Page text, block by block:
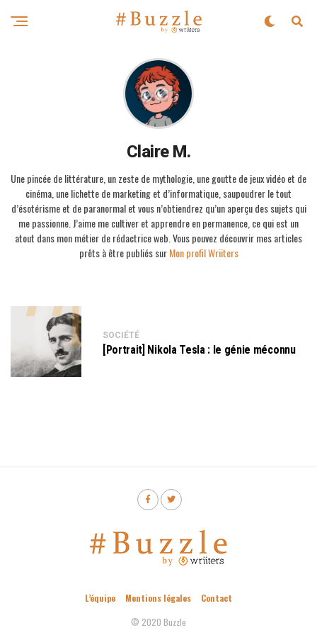
Claire M.
Une pincée de littérature, un zeste de mythologie, une goutte de jeux vidéo et de
cinéma, une lichette de marketing et d’informatique, saupoudrer le tout
d’ésotérisme et de paranormal et vous n’obtiendrez qu’un aperçu des sujets qui
me passionne. J’aime me cultiver et apprendre en permanence, ce qui est un
atout dans mon métier de rédactrice web. Vous pouvez découvrir mes articles
prêts à être publiés surMon profil Wriiters
SOCIÉTÉ
[Portrait] Nikola Tesla : le génie méconnu
L’équipe Mentions légales
Contact
© 2020 Buzzle